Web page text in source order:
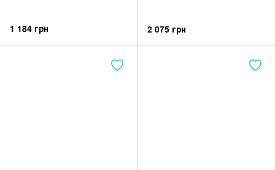
1 184 грн 2 075 грн